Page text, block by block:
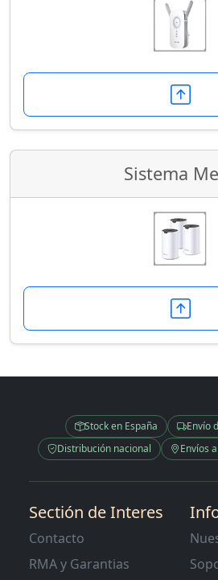
Sistema
Stock en España
Envío
Distribución nacional
Envíos
Sectión de Interes
Contacto
RMA y Garantias